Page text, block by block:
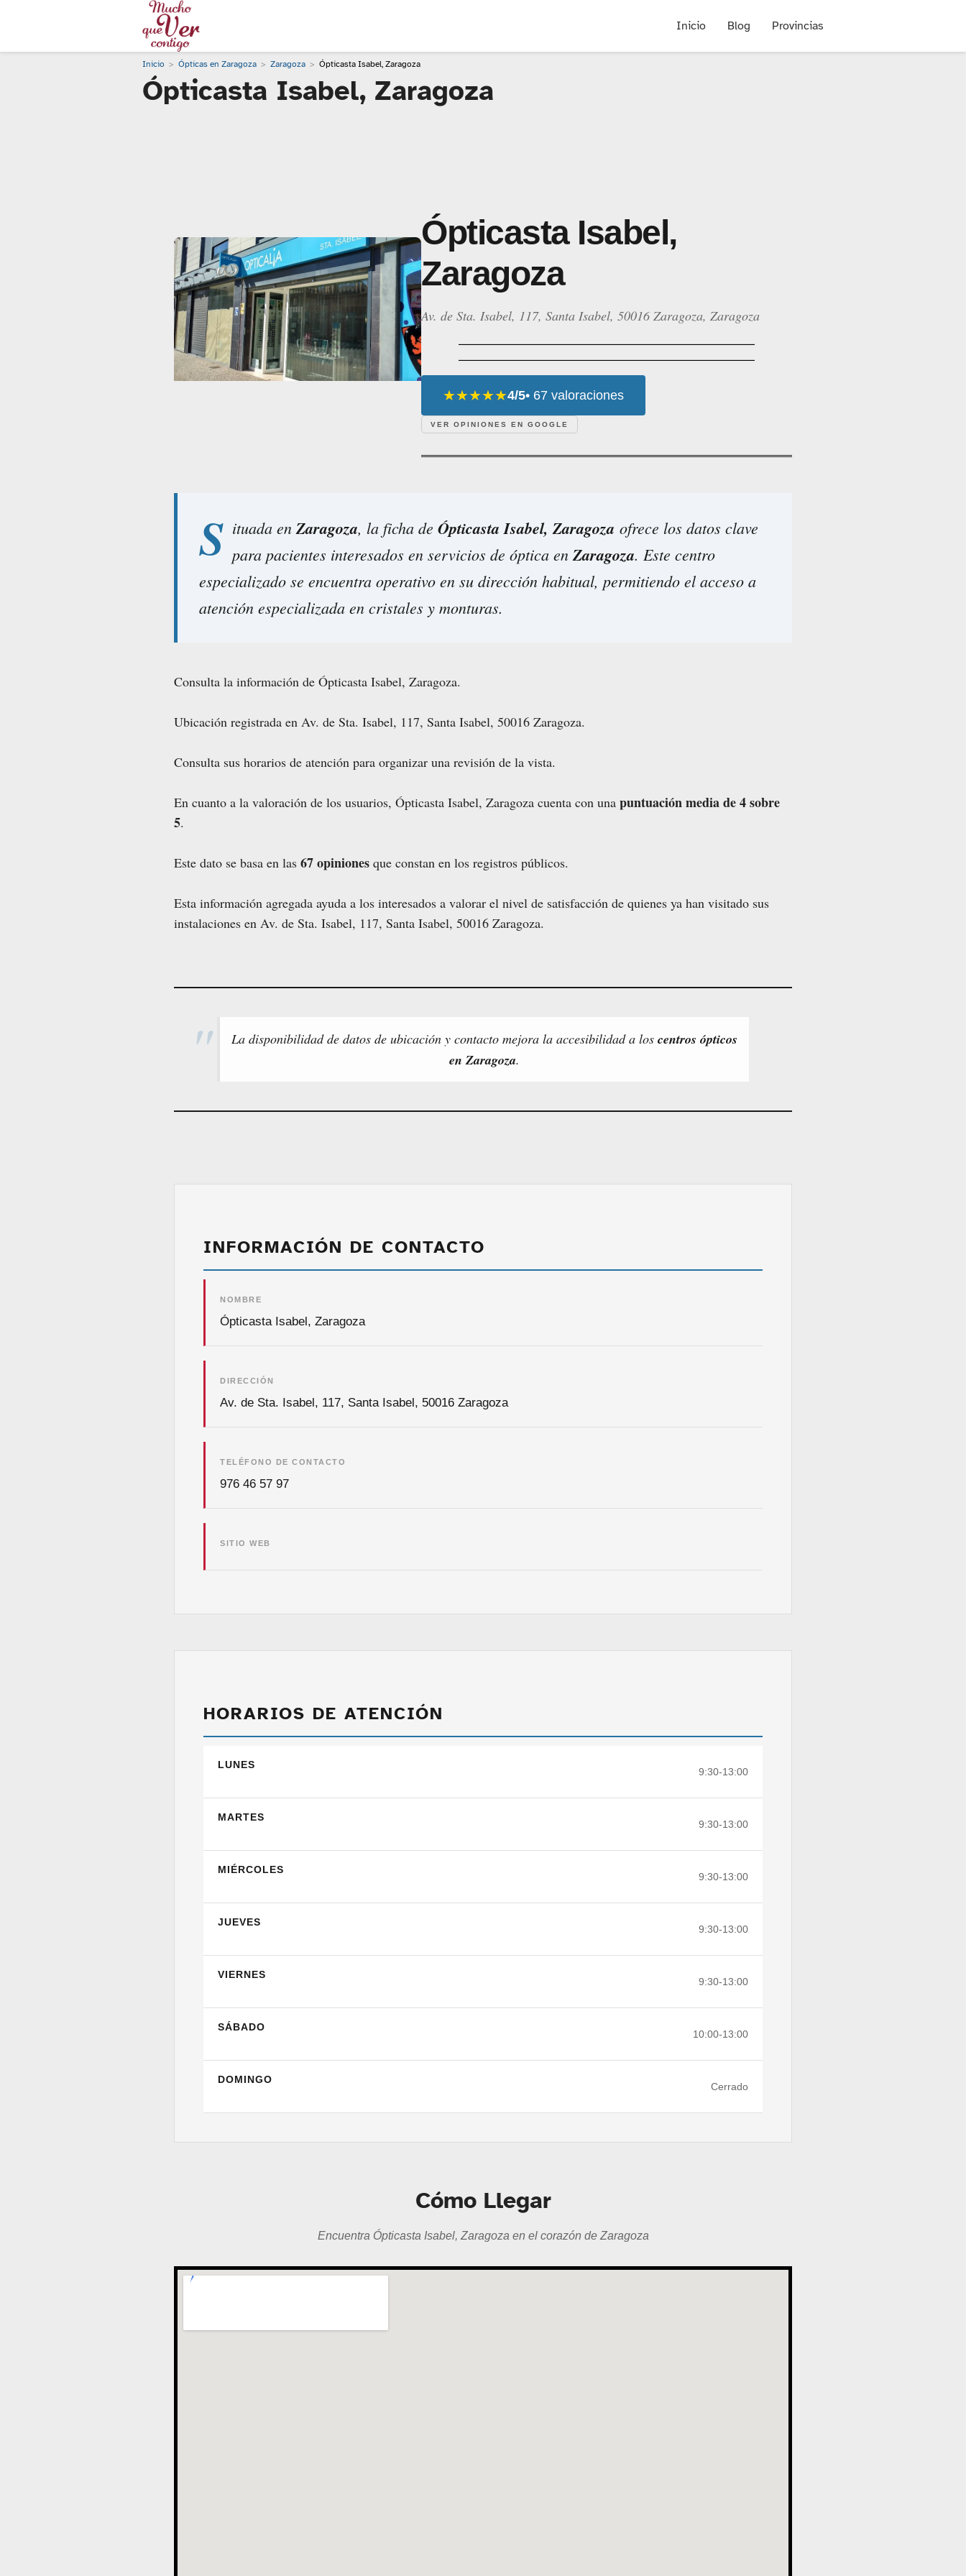
Inicio Blog Provincias
Inicio Ópticas en Zaragoza Zaragoza Ópticasta Isabel, Zaragoza
Ópticasta Isabel, Zaragoza
Ópticasta Isabel,
Zaragoza
Av. de Sta. Isabel, 117, Santa Isabel, 50016 Zaragoza, Zaragoza
★★★★★4/5• 67 valoraciones
VER OPINIONES EN GOOGLE
S ituada enZaragoza, la ficha de Ópticasta Isabel, Zaragoza ofrece los datos clave
para pacientes interesados en servicios de óptica enZaragoza. Este centro
especializado se encuentra operativo en su dirección habitual, permitiendo el acceso a
atención especializada en cristales y monturas.
Consulta la información de Ópticasta Isabel, Zaragoza.
Ubicación registrada en Av. de Sta. Isabel, 117, Santa Isabel, 50016 Zaragoza.
Consulta sus horarios de atención para organizar una revisión de la vista.
En cuanto a la valoración de los usuarios, Ópticasta Isabel, Zaragoza cuenta con una puntuación media de 4 sobre
5.
Este dato se basa en las 67 opiniones que constan en los registros públicos.
Esta información agregada ayuda a los interesados a valorar el nivel de satisfacción de quienes ya han visitado sus
instalaciones en Av. de Sta. Isabel, 117, Santa Isabel, 50016 Zaragoza.
La disponibilidad de datos de ubicación y contacto mejora la accesibilidad a los centros ópticos
en Zaragoza.
INFORMACIÓN DE CONTACTO
NOMBRE
Ópticasta Isabel, Zaragoza
DIRECCIÓN
Av. de Sta. Isabel, 117, Santa Isabel, 50016 Zaragoza
TELÉFONO DE CONTACTO
976 46 57 97
SITIO WEB
HORARIOS DE ATENCIÓN
LUNES
9:30-13:00
MARTES
9:30-13:00
MIÉRCOLES
9:30-13:00
JUEVES
9:30-13:00
VIERNES
9:30-13:00
SÁBADO
10:00-13:00
DOMINGO
Cerrado
Cómo Llegar
Encuentra Ópticasta Isabel, Zaragoza en el corazón de Zaragoza